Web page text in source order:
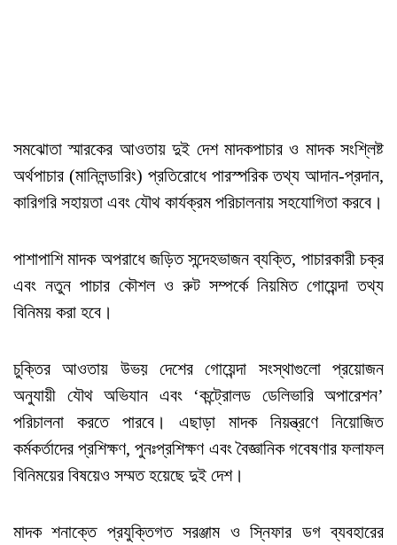
সমঝোতা স্মারকের আওতায় দুই দেশ মাদকপাচার ও মাদক সংশ্লিষ্ট
অর্থপাচার (মানিলন্ডারিং) প্রতিরোধে পারস্পরিক তথ্য আদান-প্রদান,
কারিগরি সহায়তা এবং যৌথ কার্যক্রম পরিচালনায় সহযোগিতা করবে।
পাশাপাশি মাদক অপরাধে জড়িত সন্দেহভাজন ব্যক্তি, পাচারকারী চক্র
এবং নতুন পাচার কৌশল ও রুট সম্পর্কে নিয়মিত গোয়েন্দা তথ্য
বিনিময় করা হবে।
চুক্তির আওতায় উভয় দেশের গোয়েন্দা সংস্থাগুলো প্রয়োজন
অনুযায়ী যৌথ অভিযান এবং ‘কন্ট্রোলড ডেলিভারি অপারেশন’
পরিচালনা করতে পারবে। এছাড়া মাদক নিয়ন্ত্রণে নিয়োজিত
কর্মকর্তাদের প্রশিক্ষণ, পুনঃপ্রশিক্ষণ এবং বৈজ্ঞানিক গবেষণার ফলাফল
বিনিময়ের বিষয়েও সম্মত হয়েছে দুই দেশ।
মাদক শনাক্তে প্রযুক্তিগত সরঞ্জাম ও স্নিফার ডগ ব্যবহারের